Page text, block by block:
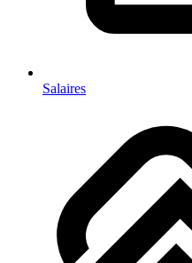
Salaires